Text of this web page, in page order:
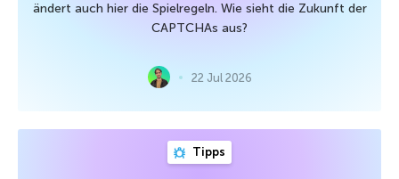
ändert auch hier die Spielregeln. Wie sieht die Zukunft der
CAPTCHAs aus?
22 Jul 2026
Tipps